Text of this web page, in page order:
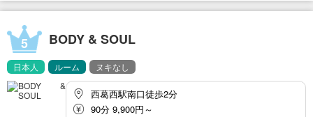
5 BODY & SOUL
日本人 ルーム ヌキなし
西葛西駅南口徒歩2分
90分 9,900円～